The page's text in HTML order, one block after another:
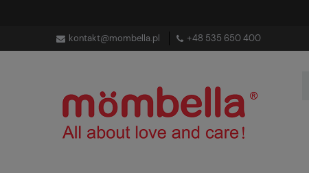
kontakt@mombella.pl +48 535 650 400